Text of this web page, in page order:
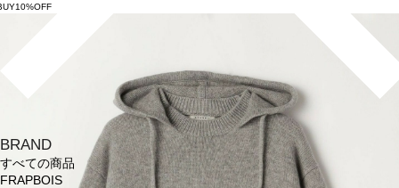
BRAND
すべての商品
FRAPBOIS